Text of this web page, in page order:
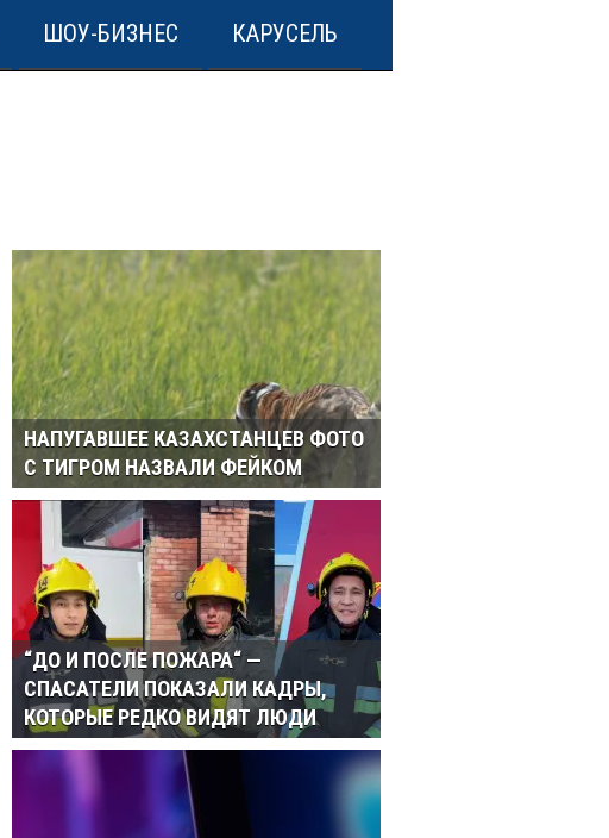
ШОУ-БИЗНЕС КАРУСЕЛЬ
НАПУГАВШЕЕ КАЗАХСТАНЦЕВ ФОТО
С ТИГРОМ НАЗВАЛИ ФЕЙКОМ
“ДО И ПОСЛЕ ПОЖАРА“ —
СПАСАТЕЛИ ПОКАЗАЛИ КАДРЫ,
КОТОРЫЕ РЕДКО ВИДЯТ ЛЮДИ